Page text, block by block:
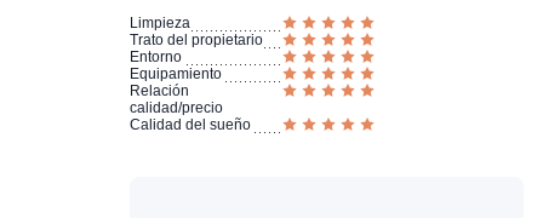
Limpieza
Trato del propietario
Entorno
Equipamiento
Relación
calidad/precio
Calidad del sueño